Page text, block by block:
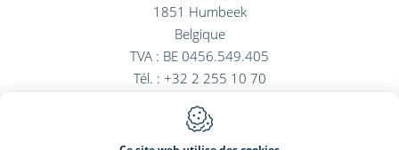
1851 Humbeek
Belgique
TVA : BE 0456.549.405
Tél. : +32 2 255 10 70